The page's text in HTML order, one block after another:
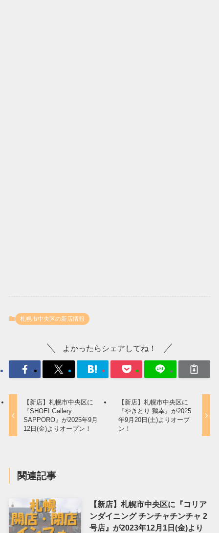
札幌市中央区の新店情報
よかったらシェアしてね！
【新店】札幌市中央区に
『SHOEI Gallery
SAPPORO』が2025年9月
12日(金)よりオープン！
【新店】札幌市中央区に
『やきとり 鶏幸』が2025
年9月20日(土)よりオープ
ン！
関連記事
【新店】札幌市中央区に『コリア
ンダイニング チンチャチンチャ 2
号店』が2023年12月1日(金)より